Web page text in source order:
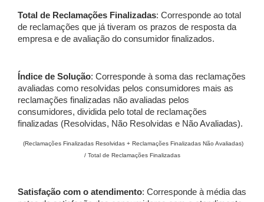
Total de Reclamações Finalizadas: Corresponde ao total
de reclamações que já tiveram os prazos de resposta da
empresa e de avaliação do consumidor finalizados.
Índice de Solução: Corresponde à soma das reclamações
avaliadas como resolvidas pelos consumidores mais as
reclamações finalizadas não avaliadas pelos
consumidores, dividida pelo total de reclamações
finalizadas (Resolvidas, Não Resolvidas e Não Avaliadas).
(Reclamações Finalizadas Resolvidas + Reclamações Finalizadas Não Avaliadas)
/ Total de Reclamações Finalizadas
Satisfação com o atendimento: Corresponde à média das